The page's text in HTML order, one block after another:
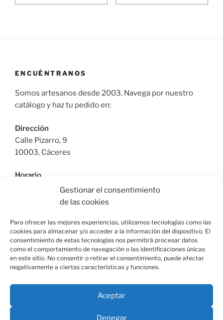
Gestionar el consentimiento
de las cookies
Para ofrecer las mejores experiencias, utilizamos tecnologías como las
cookies para almacenar y/o acceder a la información del dispositivo. El
consentimiento de estas tecnologías nos permitirá procesar datos
como el comportamiento de navegación o las identificaciones únicas
en este sitio. No consentir o retirar el consentimiento, puede afectar
negativamente a ciertas características y funciones.
Aceptar
Denegar
ENCUÉNTRANOS
Somos artesanos desde 2003. Navega por nuestro
catálogo y haz tu pedido en:
Dirección
Calle Pizarro, 9
10003, Cáceres
Horario
De Lunes a Viernes: 9:30h a 13:30h | 17:30 a 21:00h
Sábado: 10:30h a 14:00h |
Teléfono
615664955
Correo